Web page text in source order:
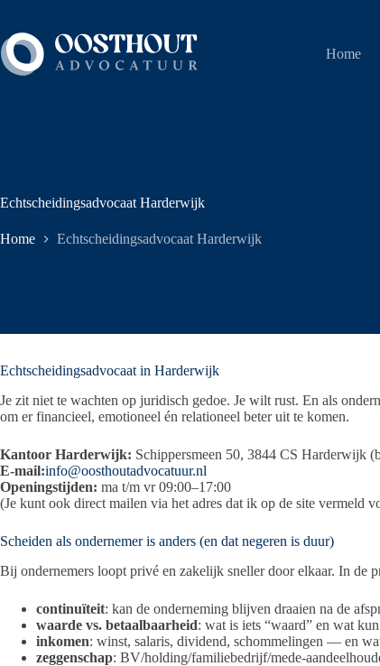
de
inhoud
Home
Echtscheidingsadvocaat Harderwijk
Home Echtscheidingsadvocaat Harderwijk
Echtscheidingsadvocaat in Harderwijk
Je zit niet te wachten op juridisch gedoe. Je wilt rust. En als
om er financieel, emotioneel én relationeel beter uit te komen.
Kantoor Harderwijk: Schippersmeen 50, 3844 CS Harderwijk
E-mail:info@oosthoutadvocatuur.nl
Openingstijden: ma t/m vr 09:00–17:00
(Je kunt ook direct mailen via het adres dat ik op de site vermeld
Scheiden als ondernemer is anders (en dat negeren is duur)
Bij ondernemers loopt privé en zakelijk sneller door elkaar. In de
continuïteit: kan de onderneming blijven draaien na de
waarde vs. betaalbaarheid: wat is iets “waard” en wat
inkomen: winst, salaris, dividend, schommelingen — en
zeggenschap: BV/holding/familiebedrijf/mede-